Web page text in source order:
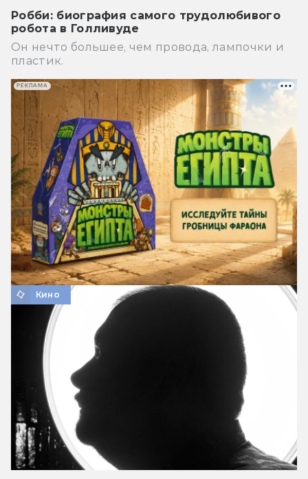
Робби: биография самого трудолюбивого
робота в Голливуде
Он нечто большее, чем провода, лампочки и
пластик.
Кино
РЕКЛАМА